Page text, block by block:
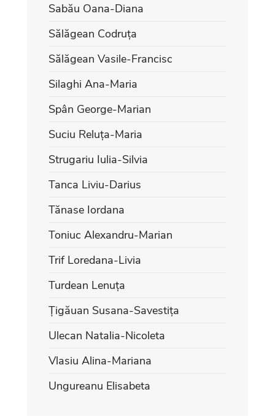
Sabău Oana-Diana
Sălăgean Codruța
Sălăgean Vasile-Francisc
Silaghi Ana-Maria
Spân George-Marian
Suciu Reluța-Maria
Strugariu Iulia-Silvia
Tanca Liviu-Darius
Tănase Iordana
Toniuc Alexandru-Marian
Trif Loredana-Livia
Turdean Lenuța
Țigăuan Susana-Savestița
Ulecan Natalia-Nicoleta
Vlasiu Alina-Mariana
Ungureanu Elisabeta